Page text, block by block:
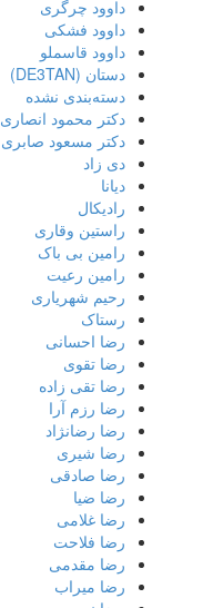
داوود چرگری
داوود فشکی
داوود قاسملو
دستان (DE3TAN)
دسته‌بندی نشده
دکتر محمود انصاری
دکتر مسعود صابری
دی زاد
دیانا
رادیکال
راستین وقاری
رامین بی باک
رامین رعیت
رحیم شهریاری
رستاک
رضا احسانی
رضا تقوی
رضا تقی زاده
رضا رزم آرا
رضا رضانژاد
رضا شیری
رضا صادقی
رضا ضیا
رضا غلامی
رضا فلاحت
رضا مقدمی
رضا میراب